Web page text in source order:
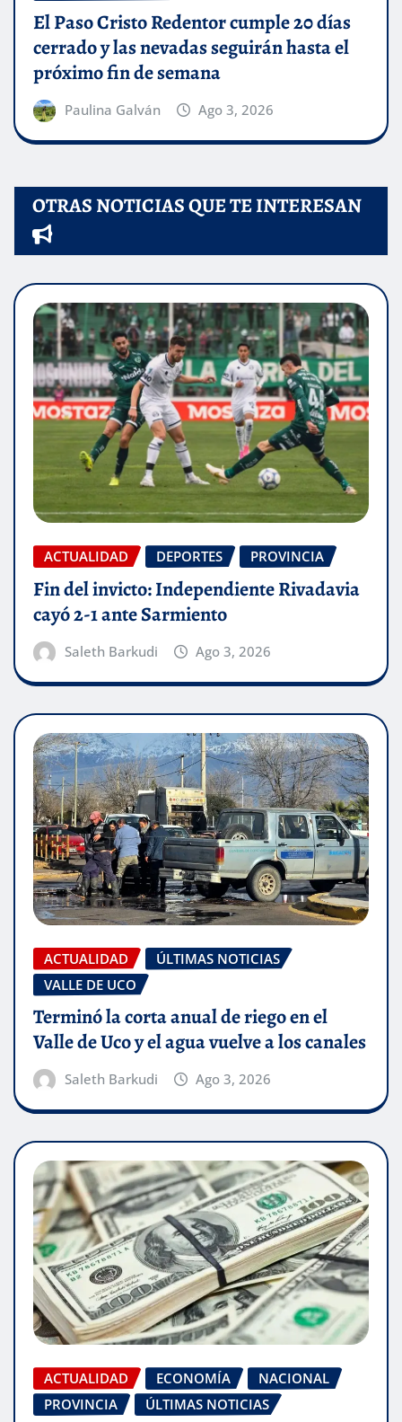
El Paso Cristo Redentor cumple 20 días
cerrado y las nevadas seguirán hasta el
próximo fin de semana
Paulina Galván Ago 3, 2026
OTRAS NOTICIAS QUE TE INTERESAN
ACTUALIDAD DEPORTES PROVINCIA
Fin del invicto: Independiente Rivadavia
cayó 2-1 ante Sarmiento
Saleth Barkudi Ago 3, 2026
ACTUALIDAD
ÚLTIMAS NOTICIAS
VALLE DE UCO
Terminó la corta anual de riego en el
Valle de Uco y el agua vuelve a los canales
Saleth Barkudi Ago 3, 2026
ACTUALIDAD ECONOMÍA
NACIONAL
PROVINCIA
ÚLTIMAS NOTICIAS